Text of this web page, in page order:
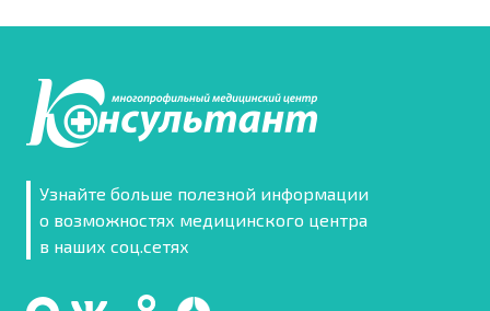
Узнайте больше полезной информации
о возможностях медицинского центра
в наших соц.сетях